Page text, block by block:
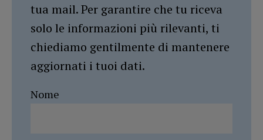
tua mail. Per garantire che tu riceva
solo le informazioni più rilevanti, ti
chiediamo gentilmente di mantenere
aggiornati i tuoi dati.
Nome